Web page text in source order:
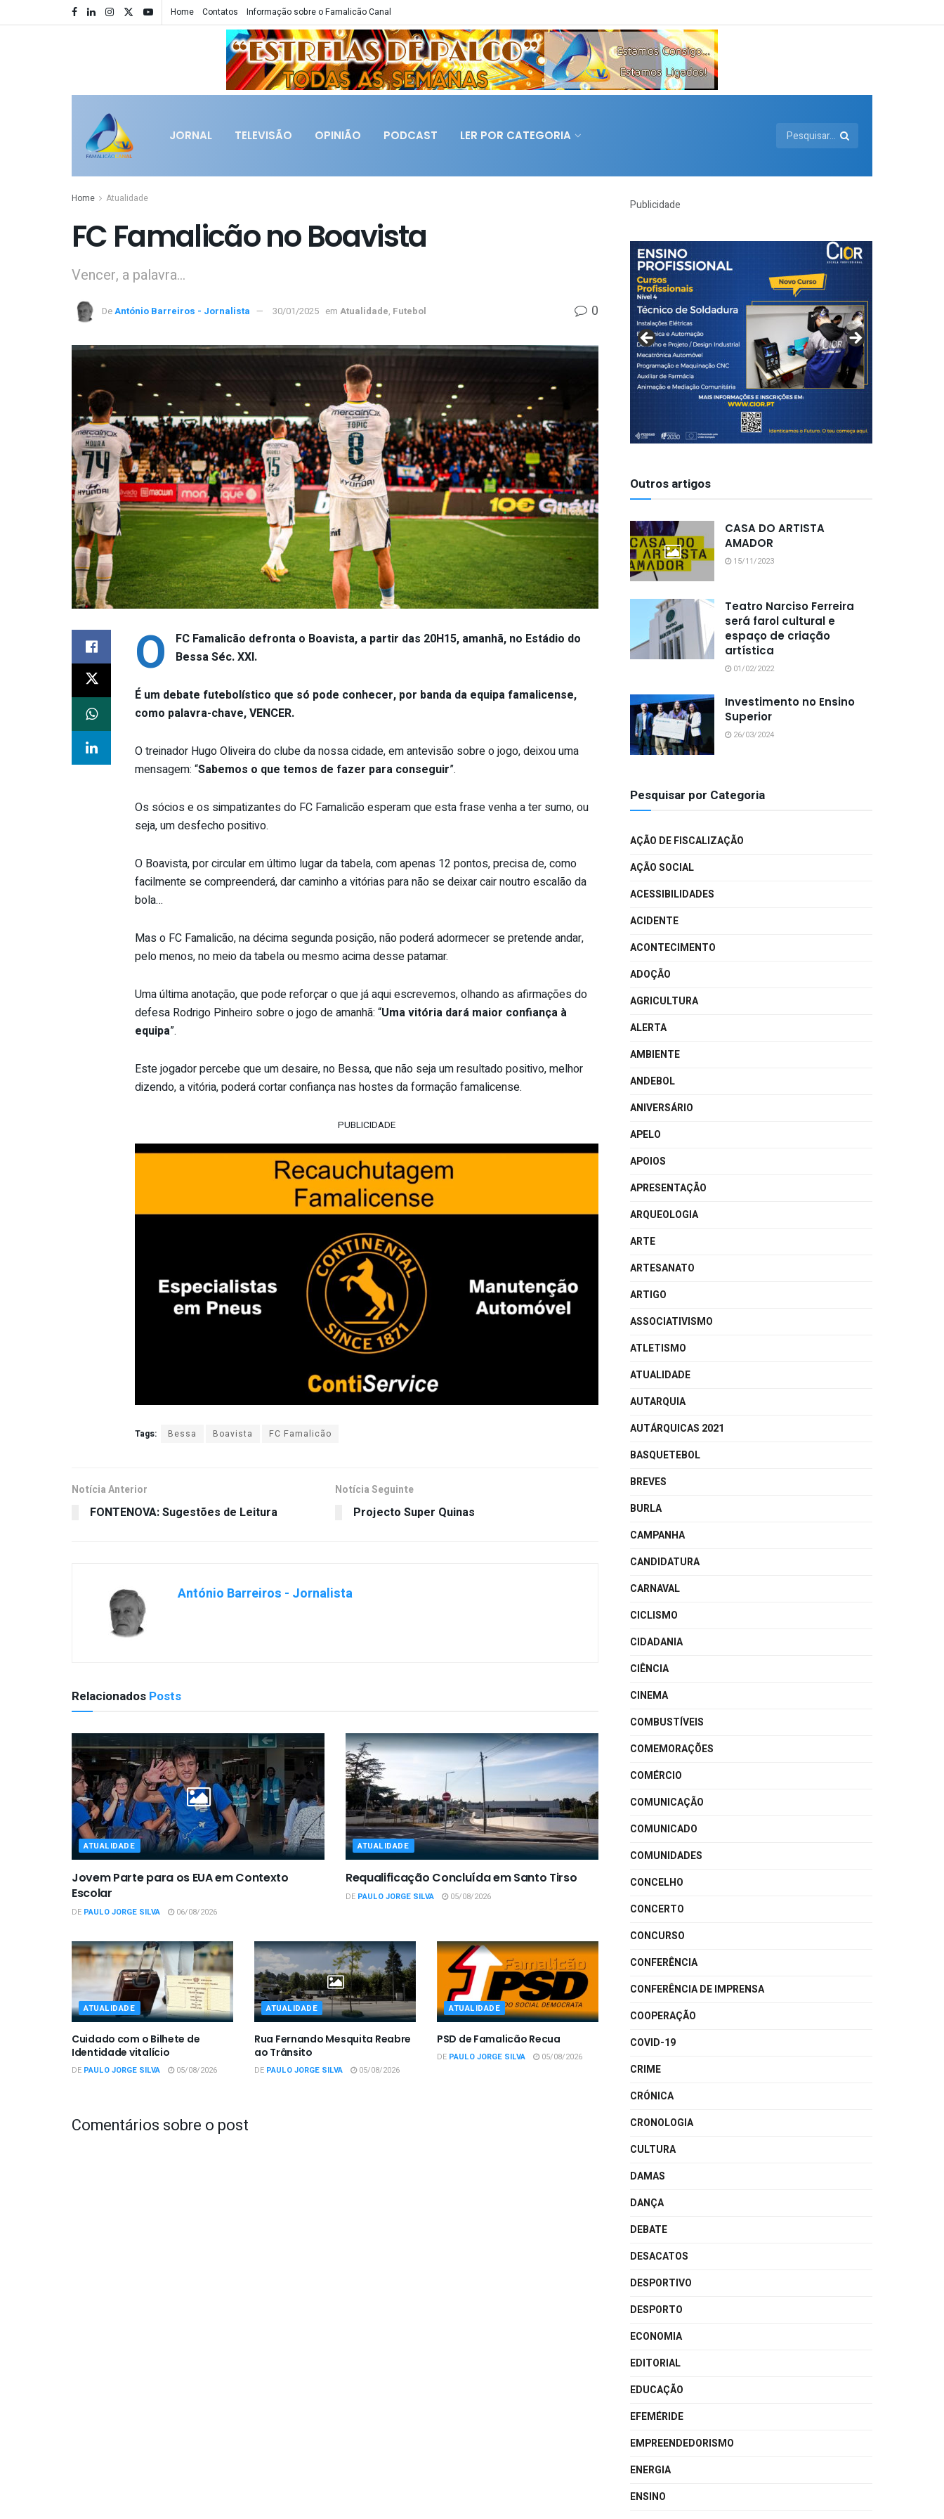
Home Contatos Informação sobre o Famalicão Canal
JORNAL TELEVISÃO OPINIÃO PODCAST LER POR CATEGORIA
Home Atualidade
FC Famalicão no Boavista
Vencer, a palavra...
DeAntónio Barreiros - Jornalista 30/01/2025 em Atualidade, Futebol 0
O
FC Famalicão defronta o Boavista, a partir das 20H15, amanhã, no Estádio do
Bessa Séc. XXI.
É um debate futebolístico que só pode conhecer, por banda da equipa famalicense,
como palavra-chave, VENCER.
O treinador Hugo Oliveira do clube da nossa cidade, em antevisão sobre o jogo, deixou uma
mensagem: “Sabemos o que temos de fazer para conseguir”.
Os sócios e os simpatizantes do FC Famalicão esperam que esta frase venha a ter sumo, ou
seja, um desfecho positivo.
O Boavista, por circular em último lugar da tabela, com apenas 12 pontos, precisa de, como
facilmente se compreenderá, dar caminho a vitórias para não se deixar cair noutro escalão da
bola…
Mas o FC Famalicão, na décima segunda posição, não poderá adormecer se pretende andar,
pelo menos, no meio da tabela ou mesmo acima desse patamar.
Uma última anotação, que pode reforçar o que já aqui escrevemos, olhando as afirmações do
defesa Rodrigo Pinheiro sobre o jogo de amanhã: “Uma vitória dará maior confiança à
equipa”.
Este jogador percebe que um desaire, no Bessa, que não seja um resultado positivo, melhor
dizendo, a vitória, poderá cortar confiança nas hostes da formação famalicense.
PUBLICIDADE
Tags: Bessa Boavista FC Famalicão
Notícia Anterior
FONTENOVA: Sugestões de Leitura
Notícia Seguinte
Projecto Super Quinas
António Barreiros - Jornalista
Relacionados Posts
ATUALIDADE
Jovem Parte para os EUA em Contexto
Escolar
DE PAULO JORGE SILVA 06/08/2026
ATUALIDADE
Requalificação Concluída em Santo Tirso
DE PAULO JORGE SILVA 05/08/2026
ATUALIDADE
Cuidado com o Bilhete de
Identidade vitalício
DE PAULO JORGE SILVA 05/08/2026
ATUALIDADE
Rua Fernando Mesquita Reabre
ao Trânsito
DE PAULO JORGE SILVA 05/08/2026
ATUALIDADE
PSD de Famalicão Recua
DE PAULO JORGE SILVA 05/08/2026
Comentários sobre o post
Publicidade
Outros artigos
CASA DO ARTISTA
AMADOR
15/11/2023
Teatro Narciso Ferreira
será farol cultural e
espaço de criação
artística
01/02/2022
Investimento no Ensino
Superior
26/03/2024
Pesquisar por Categoria
AÇÃO DE FISCALIZAÇÃO
AÇÃO SOCIAL
ACESSIBILIDADES
ACIDENTE
ACONTECIMENTO
ADOÇÃO
AGRICULTURA
ALERTA
AMBIENTE
ANDEBOL
ANIVERSÁRIO
APELO
APOIOS
APRESENTAÇÃO
ARQUEOLOGIA
ARTE
ARTESANATO
ARTIGO
ASSOCIATIVISMO
ATLETISMO
ATUALIDADE
AUTARQUIA
AUTÁRQUICAS 2021
BASQUETEBOL
BREVES
BURLA
CAMPANHA
CANDIDATURA
CARNAVAL
CICLISMO
CIDADANIA
CIÊNCIA
CINEMA
COMBUSTÍVEIS
COMEMORAÇÕES
COMÉRCIO
COMUNICAÇÃO
COMUNICADO
COMUNIDADES
CONCELHO
CONCERTO
CONCURSO
CONFERÊNCIA
CONFERÊNCIA DE IMPRENSA
COOPERAÇÃO
COVID-19
CRIME
CRÓNICA
CRONOLOGIA
CULTURA
DAMAS
DANÇA
DEBATE
DESACATOS
DESPORTIVO
DESPORTO
ECONOMIA
EDITORIAL
EDUCAÇÃO
EFEMÉRIDE
EMPREENDEDORISMO
ENERGIA
ENSINO